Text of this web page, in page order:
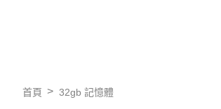
首頁 32gb 記憶體